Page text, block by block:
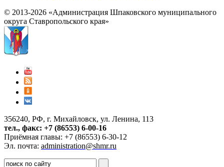
© 2013-2026 «Администрация Шпаковского муниципального
округа Ставропольского края»
356240, РФ, г. Михайловск, ул. Ленина, 113
тел., факс: +7 (86553) 6-00-16
Приёмная главы: +7 (86553) 6-30-12
Эл. почта: administration@shmr.ru